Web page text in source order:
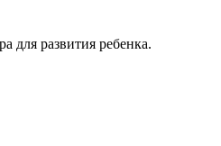
для развития ребенка.